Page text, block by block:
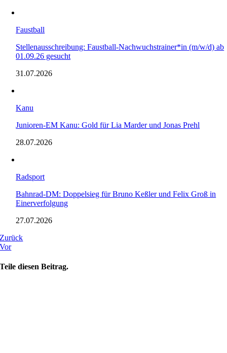
Faustball
Stellenausschreibung: Faustball-Nachwuchstrainer*in (m/w/d) ab
01.09.26 gesucht
31.07.2026
Kanu
Junioren-EM Kanu: Gold für Lia Marder und Jonas Prehl
28.07.2026
Radsport
Bahnrad-DM: Doppelsieg für Bruno Keßler und Felix Groß in
Einerverfolgung
27.07.2026
Zurück
Vor
Teile diesen Beitrag.